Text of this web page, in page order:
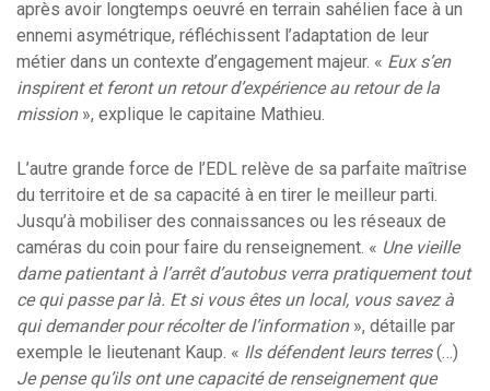
après avoir longtemps oeuvré en terrain sahélien face à un
ennemi asymétrique, réfléchissent l’adaptation de leur
métier dans un contexte d’engagement majeur. « Eux s’en
inspirent et feront un retour d’expérience au retour de la
mission», explique le capitaine Mathieu.
L’autre grande force de l’EDL relève de sa parfaite maîtrise
du territoire et de sa capacité à en tirer le meilleur parti.
Jusqu’à mobiliser des connaissances ou les réseaux de
caméras du coin pour faire du renseignement. « Une vieille
dame patientant à l’arrêt d’autobus verra pratiquement tout
ce qui passe par là. Et si vous êtes un local, vous savez à
qui demander pour récolter de l’information», détaille par
exemple le lieutenant Kaup. « Ils défendent leurs terres(…)
Je pense qu’ils ont une capacité de renseignement que